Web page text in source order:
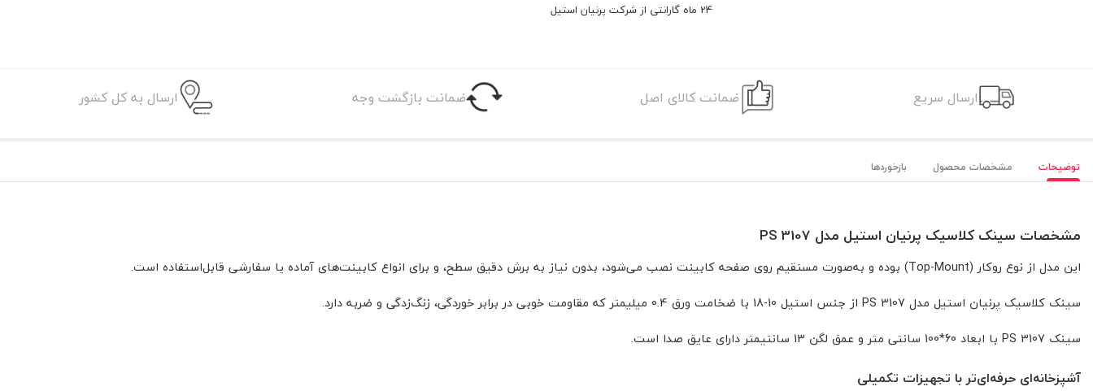
24 ماه گارانتی از شرکت پرنیان استیل
ارسال سریع ضمانت کالای اصل ضمانت بازگشت وجه ارسال به کل کشور
توضیحات مشخصات محصول بازخوردها
مشخصات سینک کلاسیک پرنیان استیل مدل PS 3107
این مدل از نوع روکار (Top-Mount) بوده و به‌صورت مستقیم روی صفحه کابینت نصب می‌شود، بدون نیاز به برش دقیق سطح، و برای انواع کابینت‌های آماده یا سفارشی قابل‌استفاده است.
سینک کلاسیک پرنیان استیل مدل PS 3107 از جنس استیل 10-18 با ضخامت ورق 0.4 میلیمتر که مقاومت خوبی در برابر خوردگی، زنگ‌زدگی و ضربه دارد.
سینک PS 3107 با ابعاد 60*100 سانتی متر و عمق لگن 13 سانتیمتر داراى عایق صدا
است.
آشپزخانه‌ای حرفه‌ای‌تر با تجهیزات تکمیلی